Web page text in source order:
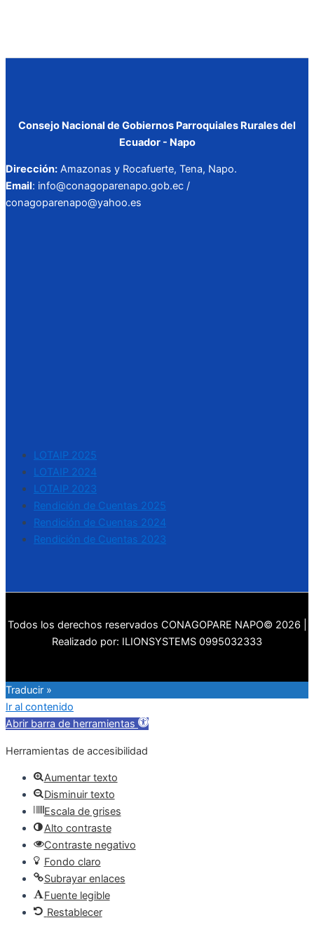
Consejo Nacional de Gobiernos Parroquiales Rurales del
Ecuador - Napo
Dirección: Amazonas y Rocafuerte, Tena, Napo.
Email: info@conagoparenapo.gob.ec /
conagoparenapo@yahoo.es
LOTAIP 2025
LOTAIP 2024
LOTAIP 2023
Rendición de Cuentas 2025
Rendición de Cuentas 2024
Rendición de Cuentas 2023
Todos los derechos reservados CONAGOPARE NAPO© 2026 |
Realizado por: ILIONSYSTEMS 0995032333
Traducir »
Ir al contenido
Abrir barra de herramientas
Herramientas de accesibilidad
Aumentar texto
Disminuir texto
Escala de grises
Alto contraste
Contraste negativo
Fondo claro
Subrayar enlaces
Fuente legible
Restablecer